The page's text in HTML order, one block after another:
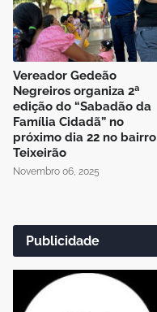
Vereador Gedeão
Negreiros organiza 2ª
edição do “Sabadão da
Família Cidadã” no
próximo dia 22 no bairro
Teixeirão
Novembro 06, 2025
Publicidade